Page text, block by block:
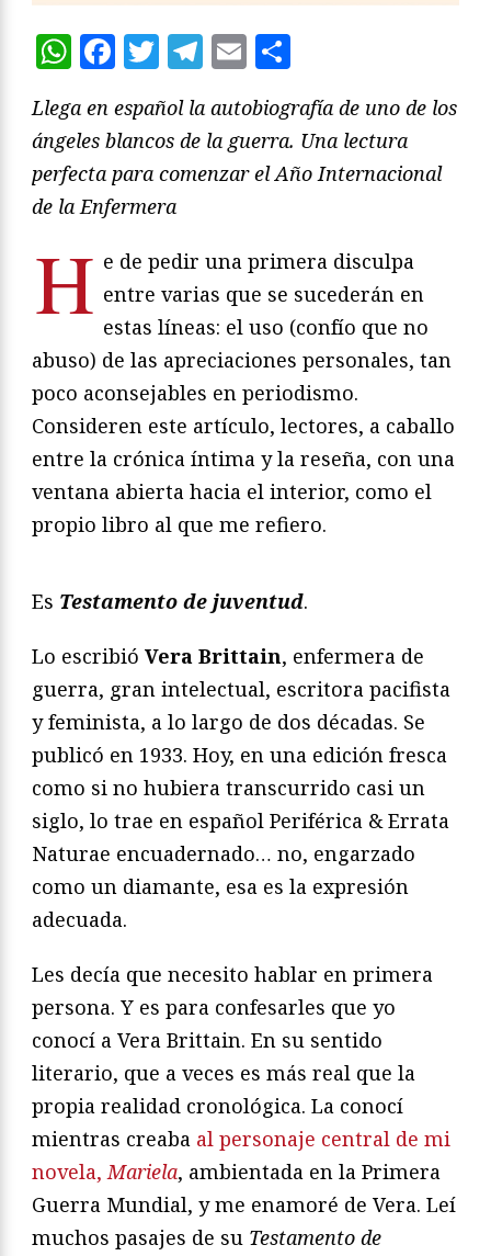
WhatsApp
Facebook
Twitter
Telegram
Email
Llega en español la autobiografía de uno de los
ángeles blancos de la guerra. Una lectura
perfecta para comenzar el Año Internacional
de la Enfermera
H e de pedir una primera disculpa
entre varias que se sucederán en
estas líneas: el uso (confío que no
abuso) de las apreciaciones personales, tan
poco aconsejables en periodismo.
Consideren este artículo, lectores, a caballo
entre la crónica íntima y la reseña, con una
ventana abierta hacia el interior, como el
propio libro al que me refiero.
Es Testamento de juventud.
Lo escribió Vera Brittain, enfermera de
guerra, gran intelectual, escritora pacifista
y feminista, a lo largo de dos décadas. Se
publicó en 1933. Hoy, en una edición fresca
como si no hubiera transcurrido casi un
siglo, lo trae en español Periférica & Errata
Naturae encuadernado… no, engarzado
como un diamante, esa es la expresión
adecuada.
Les decía que necesito hablar en primera
persona. Y es para confesarles que yo
conocí a Vera Brittain. En su sentido
literario, que a veces es más real que la
propia realidad cronológica. La conocí
mientras creaba al personaje central de mi
novela,Mariela, ambientada en la Primera
Guerra Mundial, y me enamoré de Vera. Leí
muchos pasajes de su Testamento de